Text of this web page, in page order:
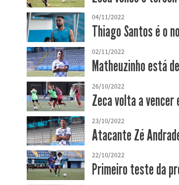
04/11/2022
Thiago Santos é o
02/11/2022
Matheuzinho está
26/10/2022
Zeca volta a
23/10/2022
Atacante Zé
22/10/2022
Primeiro teste da